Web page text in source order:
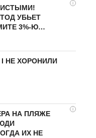
i
УБЬЕТ
3%-Ю…
НЕ ХОРОНИЛИ
i
НА ПЛЯЖЕ
ИХ НЕ